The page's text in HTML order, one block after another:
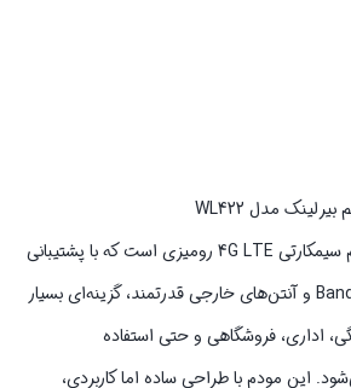
BirLink WL422 یک مودم سیمکارتی 4G LTE رومیزی است که با پشتیبانی
از Wi-Fi 6، قابلیت Band Lock و آنتن‌های خارجی قدرتمند، گزینه‌ای بسیار
اداری، فروشگاهی و حتی استفاده
این مودم با طراحی ساده اما کاربردی،